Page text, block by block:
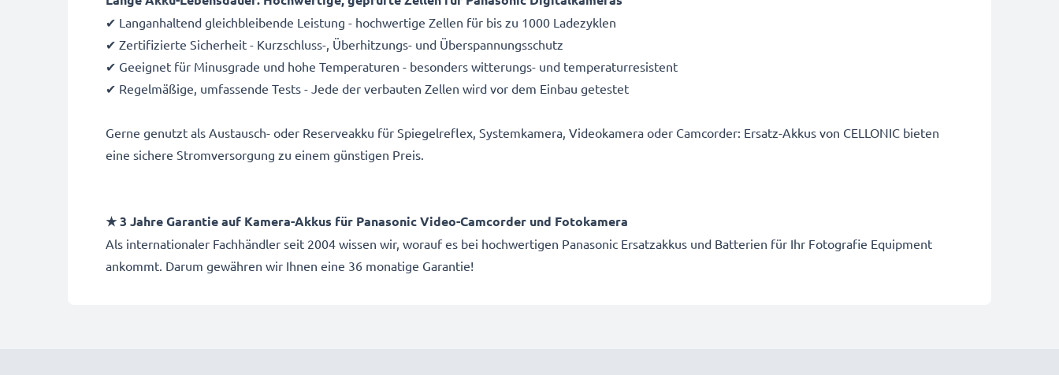
✔ Langanhaltend gleichbleibende Leistung - hochwertige Zellen für bis zu 1000 Ladezyklen
✔ Zertifizierte Sicherheit - Kurzschluss-, Überhitzungs- und Überspannungsschutz
✔ Geeignet für Minusgrade und hohe Temperaturen - besonders witterungs- und temperaturresistent
✔ Regelmäßige, umfassende Tests - Jede der verbauten Zellen wird vor dem Einbau getestet
Gerne genutzt als Austausch- oder Reserveakku für Spiegelreflex, Systemkamera, Videokamera oder Camcorder: Ersatz-Akkus von CELLONIC bieten
eine sichere Stromversorgung zu einem günstigen Preis.
★ 3 Jahre Garantie auf Kamera-Akkus für Panasonic Video-Camcorder und Fotokamera
Als internationaler Fachhändler seit 2004 wissen wir, worauf es bei hochwertigen Panasonic Ersatzakkus und Batterien für Ihr Fotografie Equipment
ankommt. Darum gewähren wir Ihnen eine 36 monatige Garantie!